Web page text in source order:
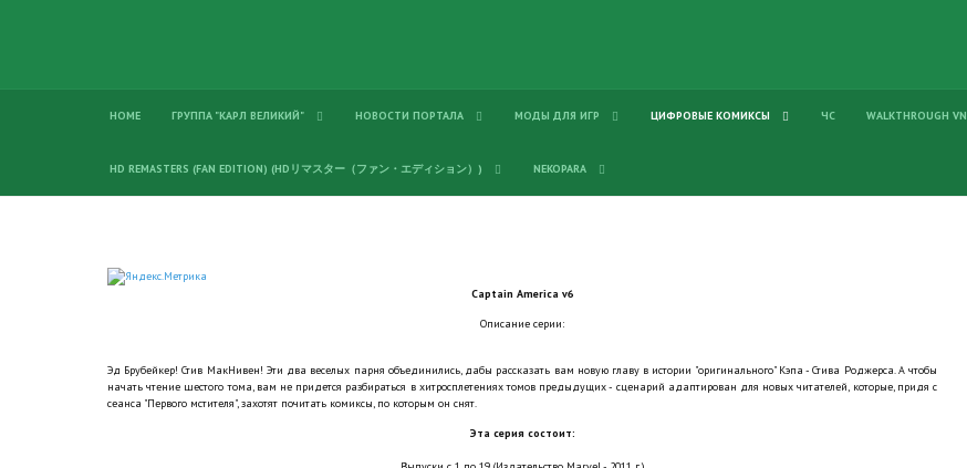
HOME ГРУППА "КАРЛ ВЕЛИКИЙ" НОВОСТИ ПОРТАЛА МОДЫ ДЛЯ ИГР ЦИФРОВЫЕ КОМИКСЫ ЧС WALKTHROUGH VN
HD REMASTERS (FAN EDITION) (HDリマスター（ファン・エディション）) NEKOPARA
Captain America v6
Описание серии:
Эд Брубейкер! Стив МакНивен! Эти два веселых парня объединились, дабы рассказать вам новую главу в истории "оригинального" Кэпа - Стива Роджерса. А чтобы
начать чтение шестого тома, вам не придется разбираться в хитросплетениях томов предыдущих - сценарий адаптирован для новых читателей, которые, придя с
сеанса "Первого мстителя", захотят почитать комиксы, по которым он снят.
Эта серия состоит: